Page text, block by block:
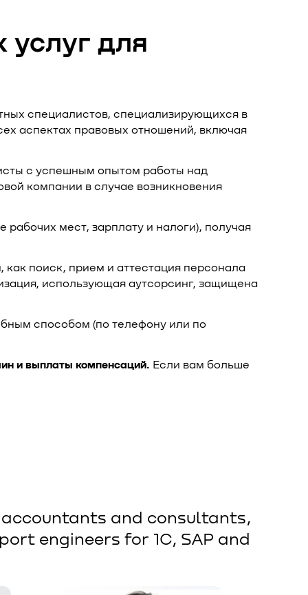
для
специалистов, специализирующихся в
аспектах правовых отношений, включая
с успешным опытом работы над
компании в случае возникновения
мест, зарплату и налоги), получая
поиск, прием и аттестация персонала
использующая аутсорсинг, защищена
способом (по телефону или по
и выплаты компенсаций. Если вам больше
and consultants,
engineers for 1C, SAP and